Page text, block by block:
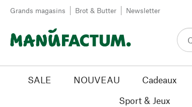
Passer au contenu
Grands magasins Brot & Butter Newsletter
SALE NOUVEAU Cadeaux
Sport & Jeux